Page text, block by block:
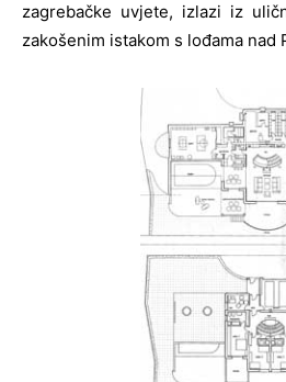
zagrebačke uvjete, izlazi iz
zakošenim istakom s lođama nad